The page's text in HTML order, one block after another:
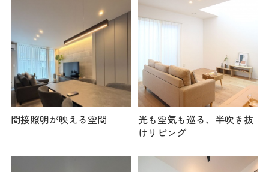
間接照明が映える空間
光も空気も巡る、半吹き抜
けリビング